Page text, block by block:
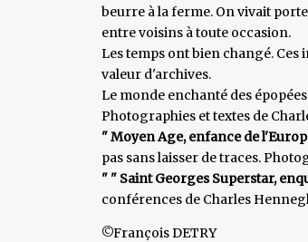
beurre à la ferme. On vivait
entre voisins à toute occasion.
Les temps ont bien changé.
valeur d'archives.
Le monde enchanté des
Photographies et textes de
" Moyen Age, enfance de
pas sans laisser de traces.
" " Saint Georges Superstar,
conférences de Charles
©François DETRY